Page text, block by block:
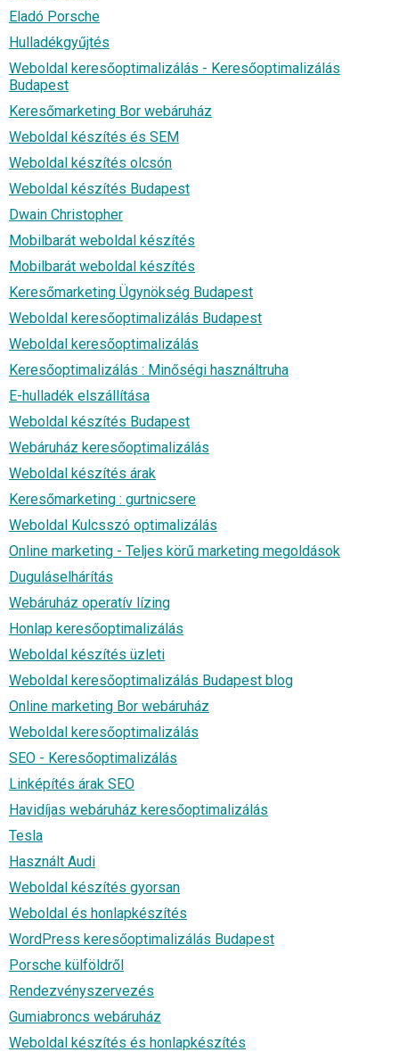
Eladó Porsche
Hulladékgyűjtés
Weboldal keresőoptimalizálás - Keresőoptimalizálás
Budapest
Keresőmarketing Bor webáruház
Weboldal készítés és SEM
Weboldal készítés olcsón
Weboldal készítés Budapest
Dwain Christopher
Mobilbarát weboldal készítés
Mobilbarát weboldal készítés
Keresőmarketing Ügynökség Budapest
Weboldal keresőoptimalizálás Budapest
Weboldal keresőoptimalizálás
Keresőoptimalizálás : Minőségi használtruha
E-hulladék elszállítása
Weboldal készítés Budapest
Webáruház keresőoptimalizálás
Weboldal készítés árak
Keresőmarketing : gurtnicsere
Weboldal Kulcsszó optimalizálás
Online marketing - Teljes körű marketing megoldások
Duguláselhárítás
Webáruház operatív lízing
Honlap keresőoptimalizálás
Weboldal készítés üzleti
Weboldal keresőoptimalizálás Budapest blog
Online marketing Bor webáruház
Weboldal keresőoptimalizálás
SEO - Keresőoptimalizálás
Linképítés árak SEO
Havidíjas webáruház keresőoptimalizálás
Tesla
Használt Audi
Weboldal készítés gyorsan
Weboldal és honlapkészítés
WordPress keresőoptimalizálás Budapest
Porsche külföldről
Rendezvényszervezés
Gumiabroncs webáruház
Weboldal készítés és honlapkészítés